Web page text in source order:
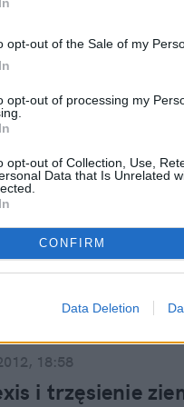
opt-out of the Sale of my
opt-out of processing my
opt-out of Collection, Use,
Data that Is Unrelated
CONFIRM
Data Deletion
gospodarka rozwija
13:35
na giełdach
reform - Narodowa
że problemy się
Przed Grekami
18:58
i trzęsienie